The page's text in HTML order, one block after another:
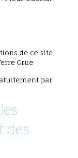
de ce site
Crue
par
des